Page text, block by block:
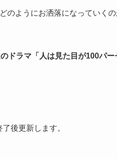
のようにお洒落になっていく
ドラマ「人は見た目が100パ
後更新します。